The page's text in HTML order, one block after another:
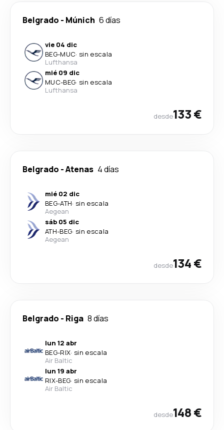
Belgrado - Múnich 6 días
vie 04 dic
BEG-MUC· sin escala
Lufthansa
mié 09 dic
MUC-BEG· sin escala
Lufthansa
desde133 €
Belgrado -Atenas 4 días
mié 02 dic
BEG-ATH· sin escala
Aegean
sáb 05 dic
ATH-BEG· sin escala
Aegean
desde134 €
Belgrado - Riga 8 días
lun 12 abr
BEG-RIX· sin escala
Air Baltic
lun 19 abr
RIX-BEG· sin escala
Air Baltic
desde148 €